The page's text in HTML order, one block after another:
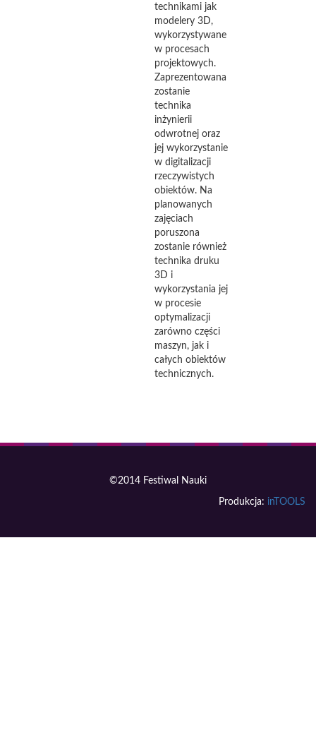
technikami jak
modelery 3D,
wykorzystywane
w procesach
projektowych.
Zaprezentowana
zostanie
technika
inżynierii
odwrotnej oraz
jej wykorzystanie
w digitalizacji
rzeczywistych
obiektów. Na
planowanych
zajęciach
poruszona
zostanie również
technika druku
3D i
wykorzystania jej
w procesie
optymalizacji
zarówno części
maszyn, jak i
całych obiektów
technicznych.
©2014 Festiwal Nauki
Produkcja: inTOOLS